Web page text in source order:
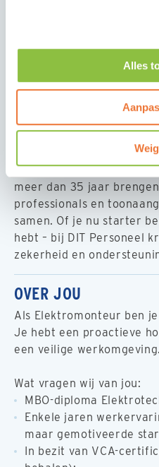
Alles
Lezen van tekeningen
Zelfstandig of in
complete installaties.
DIT Personeel is dé
vakmensen in de
meer dan 35 jaar
professionals en
samen. Of je nu starter
hebt – bij DIT Personeel
zekerheid en
OVER JOU
Als Elektromonteur ben
Je hebt een proactieve
een veilige werkomgeving.
Wat vragen wij van jou:
MBO-diploma
Enkele jaren
maar gemotiveerde
In bezit van VCA-